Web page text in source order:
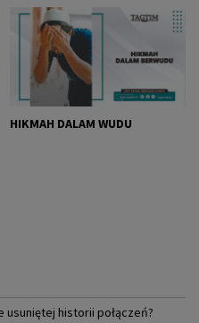
HIKMAH DALAM WUDU
usuniętej historii połączeń?